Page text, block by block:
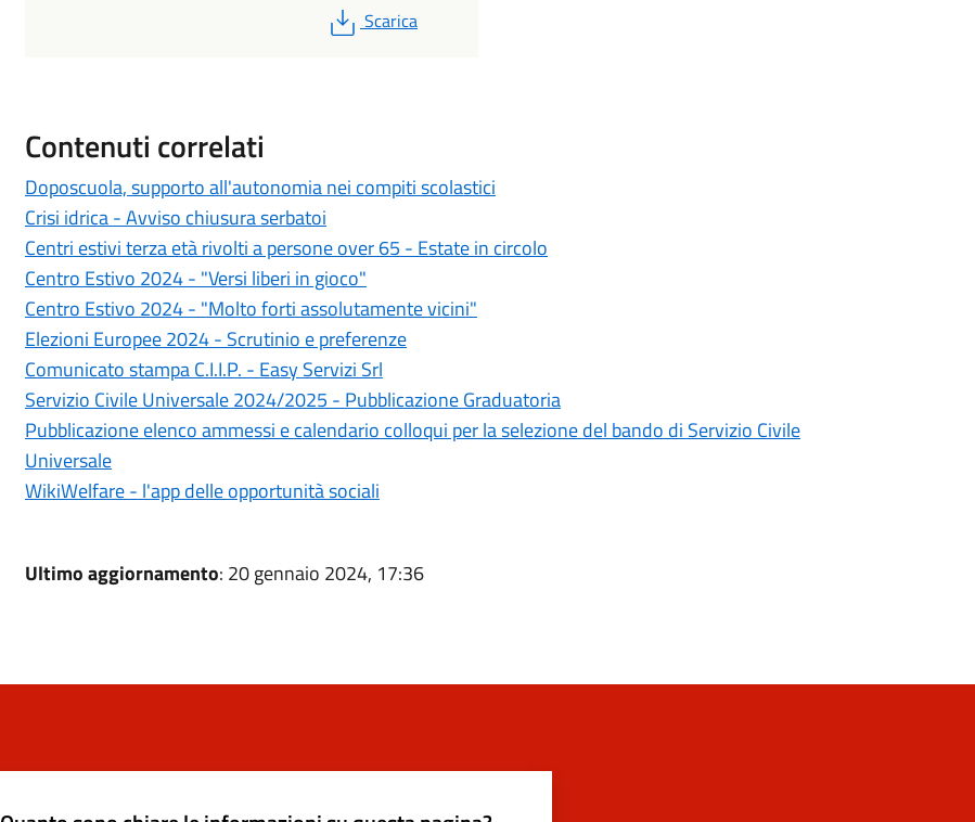
PDF
Scarica
Contenuti correlati
Doposcuola, supporto all'autonomia nei compiti scolastici
Crisi idrica - Avviso chiusura serbatoi
Centri estivi terza età rivolti a persone over 65 - Estate in circolo
Centro Estivo 2024 - "Versi liberi in gioco"
Centro Estivo 2024 - "Molto forti assolutamente vicini"
Elezioni Europee 2024 - Scrutinio e preferenze
Comunicato stampa C.I.I.P. - Easy Servizi Srl
Servizio Civile Universale 2024/2025 - Pubblicazione Graduatoria
Pubblicazione elenco ammessi e calendario colloqui per la selezione del bando di Servizio Civile
Universale
WikiWelfare - l'app delle opportunità sociali
Ultimo aggiornamento: 20 gennaio 2024, 17:36